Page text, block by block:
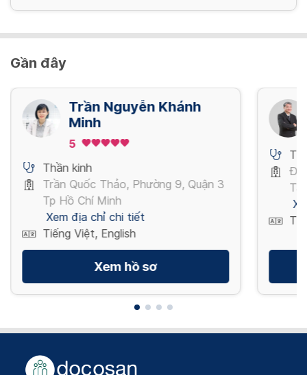
Gần đây
Trần Nguyễn Khánh
Minh
5
Thần kinh
Trần Quốc Thảo, Phường 9, Quận 3
Tp Hồ Chí Minh
Xem địa chỉ chi tiết
Tiếng Việt, English
Xem hồ sơ